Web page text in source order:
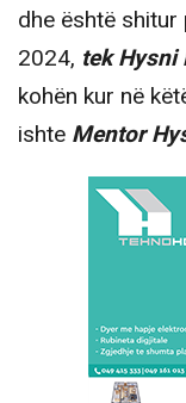
dhe është
2024, tek Hysni
kohën kur në
ishte Mentor